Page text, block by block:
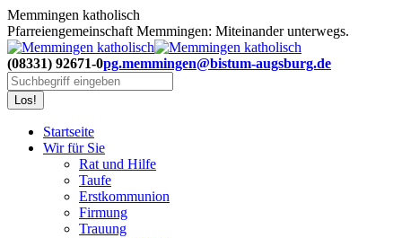
Zum
Inhalt
springen
Memmingen katholisch
Pfarreiengemeinschaft Memmingen: Miteinander unterwegs.
(08331) 92671-0pg.memmingen@bistum-augsburg.de
Search:
Startseite
Wir für Sie
Rat und Hilfe
Taufe
Erstkommunion
Firmung
Trauung